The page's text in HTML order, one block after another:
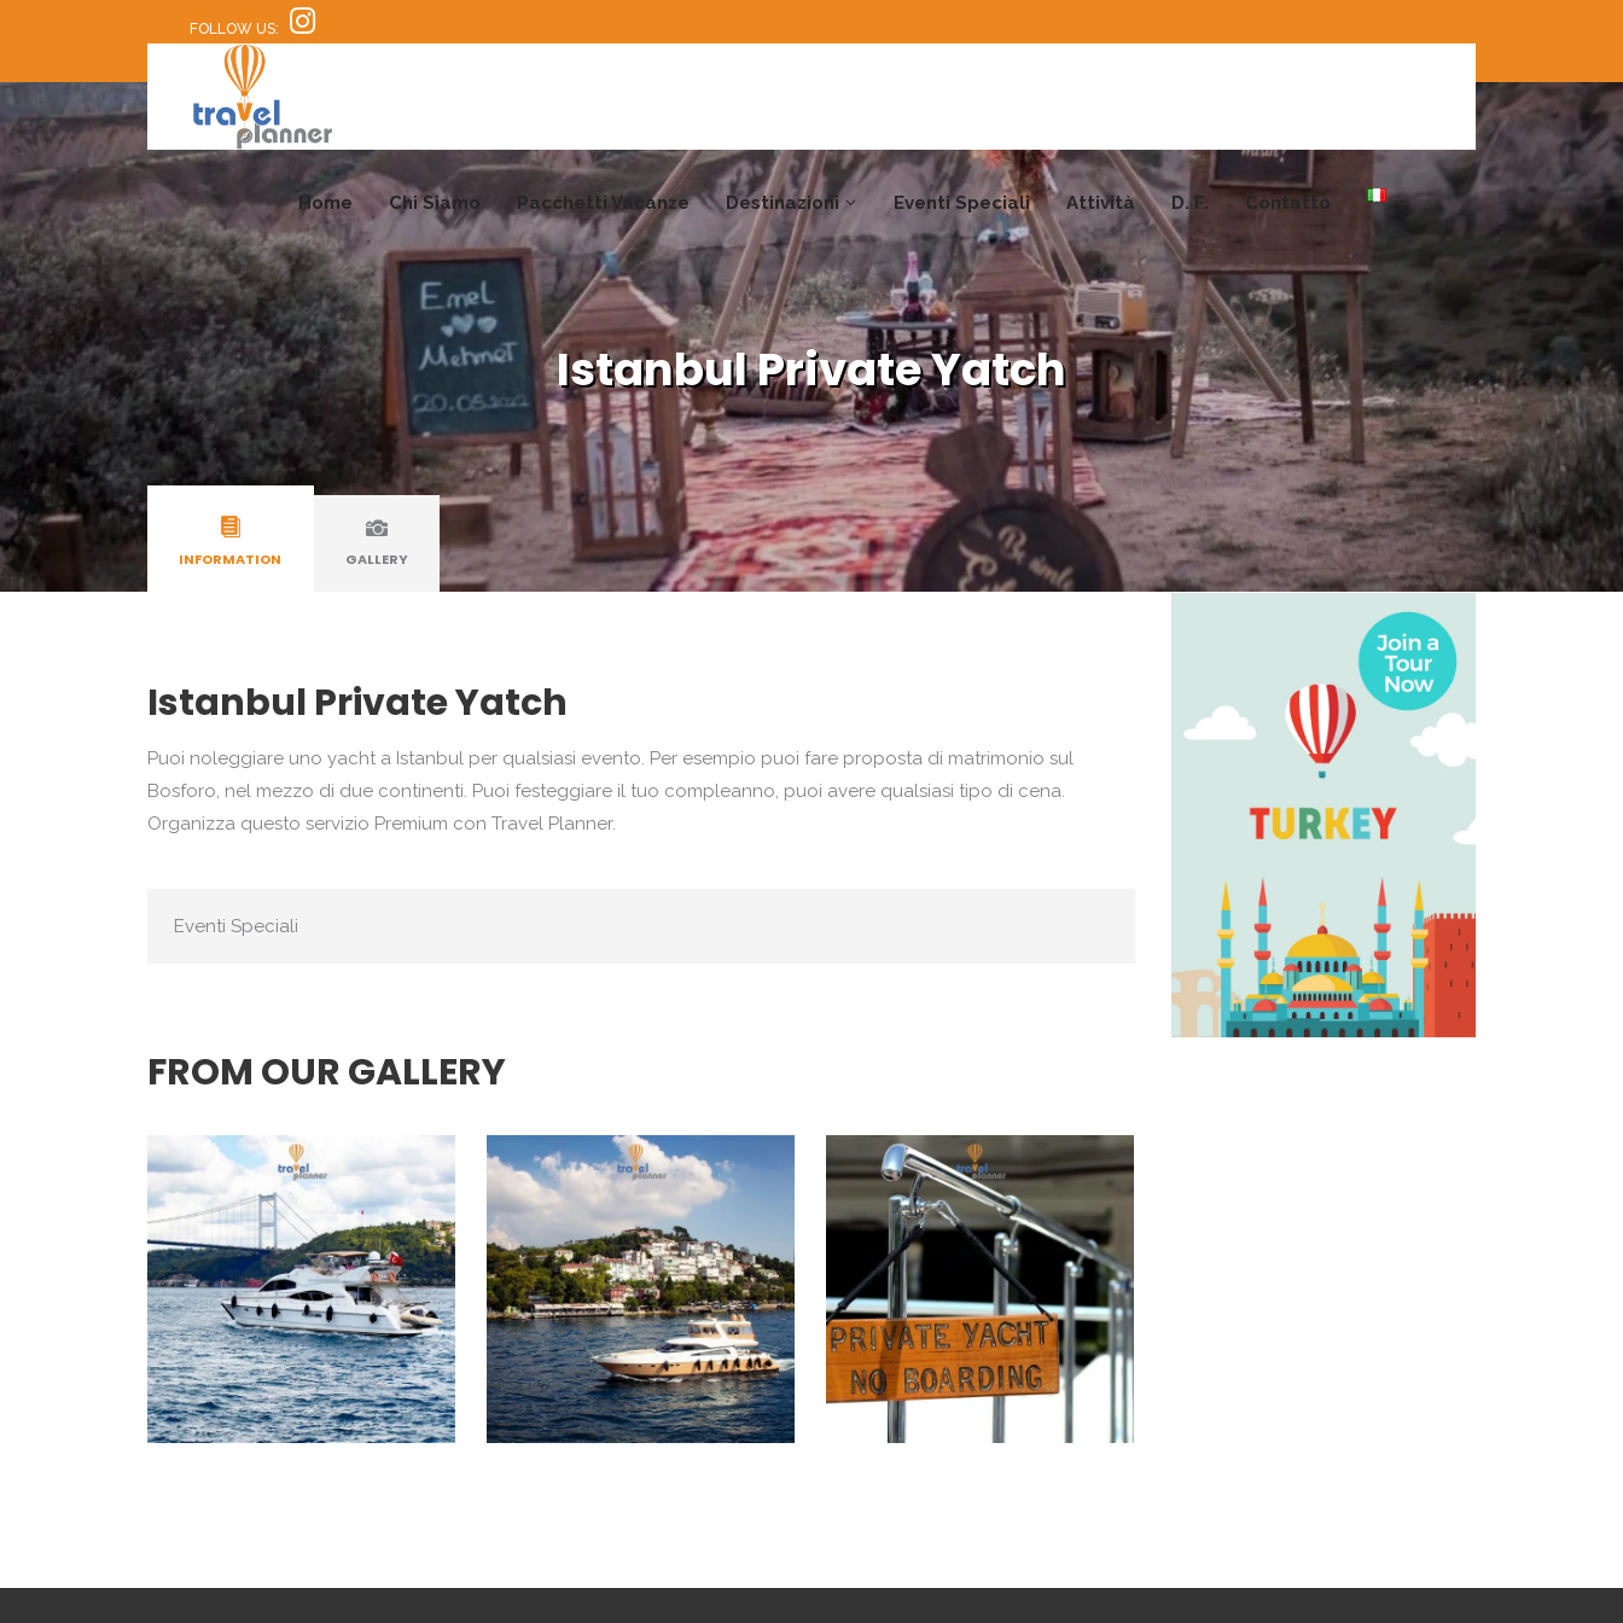
FOLLOW US:
Home Chi Siamo Pacchetti Vacanze Destinazioni Eventi Speciali Attività D. F. Contatto
Istanbul Private Yatch
INFORMATION GALLERY
Istanbul Private Yatch
Puoi noleggiare uno yacht a Istanbul per qualsiasi evento. Per esempio puoi fare proposta di matrimonio sul
Bosforo, nel mezzo di due continenti. Puoi festeggiare il tuo compleanno, puoi avere qualsiasi tipo di cena.
Organizza questo servizio Premium con Travel Planner.
Eventi Speciali
FROM OUR GALLERY